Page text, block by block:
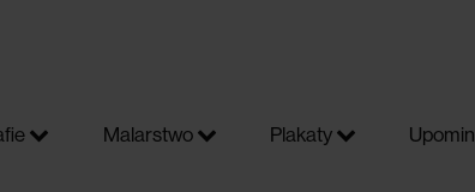
Malarstwo Plakaty